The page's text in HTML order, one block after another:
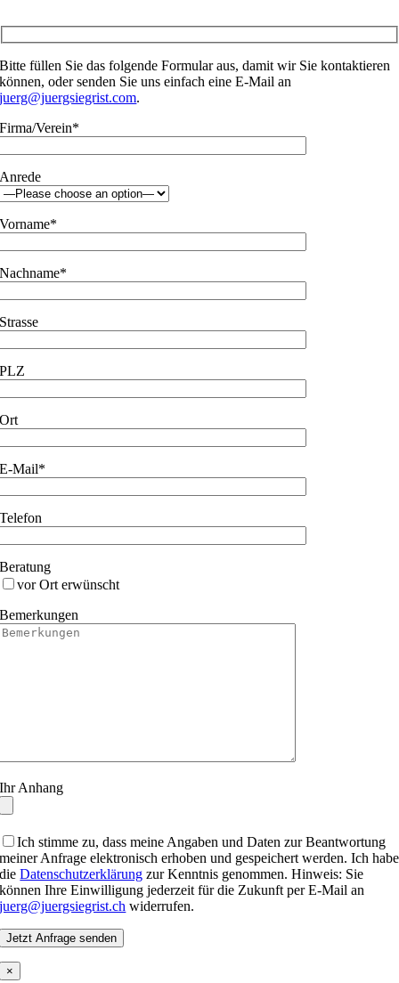
Bitte füllen Sie das folgende Formular aus, damit wir Sie kontaktieren
können, oder senden Sie uns einfach eine E-Mail an
juerg@juergsiegrist.com.
Firma/Verein*
Anrede
Vorname*
Nachname*
Strasse
PLZ
Ort
E-Mail*
Telefon
Beratung
vor Ort erwünscht
Bemerkungen
Ihr Anhang
Ich stimme zu, dass meine Angaben und Daten zur Beantwortung
meiner Anfrage elektronisch erhoben und gespeichert werden. Ich habe
dieDatenschutzerklärung zur Kenntnis genommen. Hinweis: Sie
können Ihre Einwilligung jederzeit für die Zukunft per E-Mail an
juerg@juergsiegrist.ch widerrufen.
×